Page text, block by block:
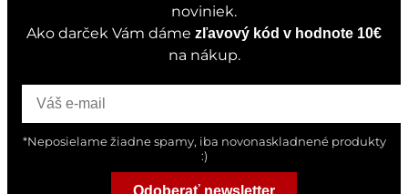
noviniek.
Ako darček Vám dáme zľavový kód v hodnote 10€
na nákup.
*Neposielame žiadne spamy, iba novonaskladnené produkty
:)
Odoberať newsletter